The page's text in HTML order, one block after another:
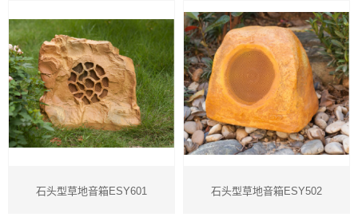
石头型草地音箱ESY601 石头型草地音箱ESY502